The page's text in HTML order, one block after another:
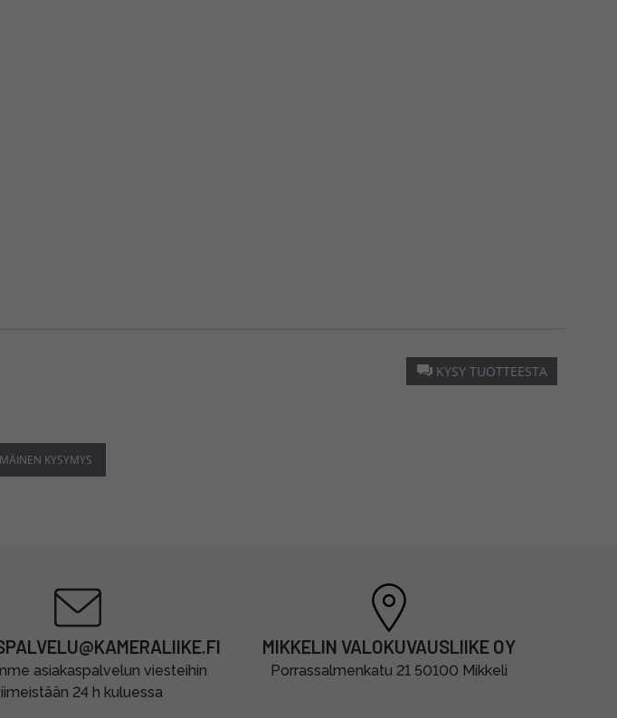
KYSY TUOTTEESTA
KYSYMYS
asiakaspalvelun viesteihin
24 h kuluessa
MIKKELIN VALOKUVAUSLIIKE OY
Porrassalmenkatu 21 50100 Mikkeli